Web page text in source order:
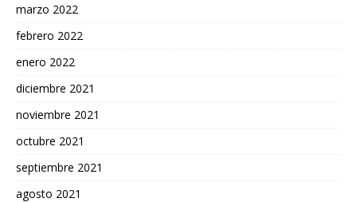
marzo 2022
febrero 2022
enero 2022
diciembre 2021
noviembre 2021
octubre 2021
septiembre 2021
agosto 2021